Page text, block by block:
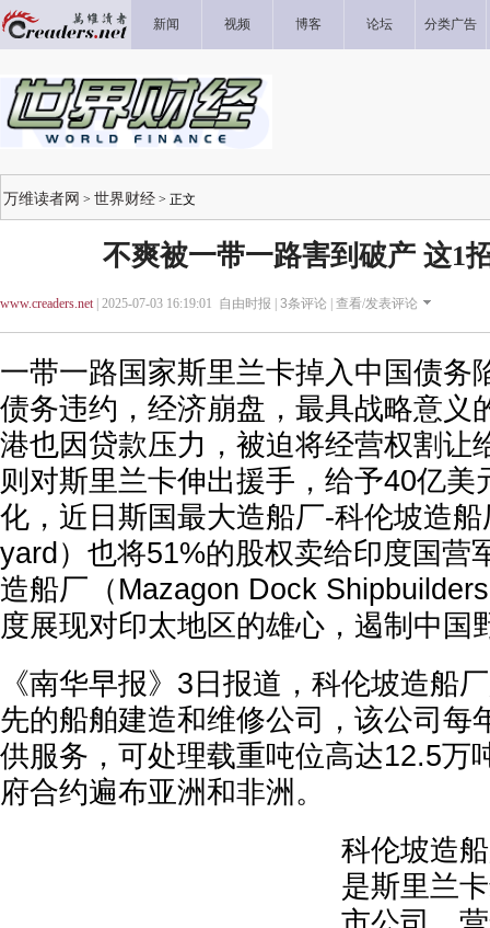
新闻 视频 博客 论坛 分类广告
万维读者网 > 世界财经 > 正文
不爽被一带一路害到破产 这1
www.creaders.net| 2025-07-03 16:19:01 自由时报 | 3条评论 | 查看/发表评论
一带一路国家斯里兰卡掉入中国债务
债务违约，经济崩盘，最具战略意义
港也因贷款压力，被迫将经营权割让
则对斯里兰卡伸出援手，给予40亿美
化，近日斯国最大造船厂-科伦坡造
yard）也将51%的股权卖给印度国营
造船厂（Mazagon Dock
度展现对印太地区的雄心，遏制中国
《南华早报》3日报道，科伦坡造船
先的船舶建造和维修公司，该公司每
供服务，可处理载重吨位高达12.5万
府合约遍布亚洲和非洲。
科伦坡造
是斯里兰